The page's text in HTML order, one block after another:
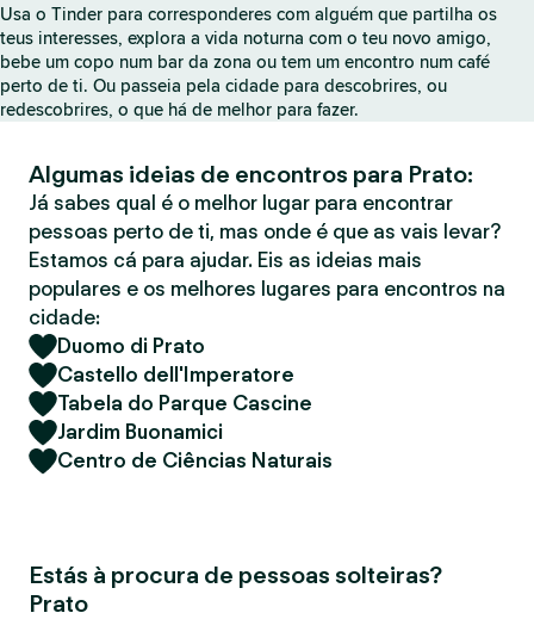
o
T
i
n
r
Usa o Tinder para corresponderes com alguém que partilha os
teus interesses, explora a vida noturna com o teu novo amigo,
bebe um copo num bar da zona ou tem um encontro num café
perto de ti. Ou passeia pela cidade para descobrires, ou
redescobrires, o que há de melhor para fazer.
Algumas ideias de encontros para Prato:
Já sabes qual é o melhor lugar para encontrar
pessoas perto de ti, mas onde é que as vais levar?
Estamos cá para ajudar. Eis as ideias mais
populares e os melhores lugares para encontros na
cidade:
Duomo di Prato
Castello dell'Imperatore
Tabela do Parque Cascine
Jardim Buonamici
Centro de Ciências Naturais
Estás à procura de pessoas solteiras?
Prato